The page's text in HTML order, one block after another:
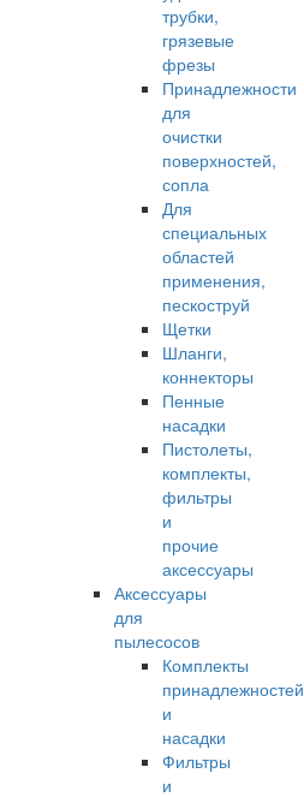
трубки,
грязевые
фрезы
Принадлежности
для
очистки
поверхностей,
сопла
Для
специальных
областей
применения,
пескоструй
Щетки
Шланги,
коннекторы
Пенные
насадки
Пистолеты,
комплекты,
фильтры
и
прочие
аксессуары
Аксессуары
для
пылесосов
Комплекты
принадлежностей
и
насадки
Фильтры
и